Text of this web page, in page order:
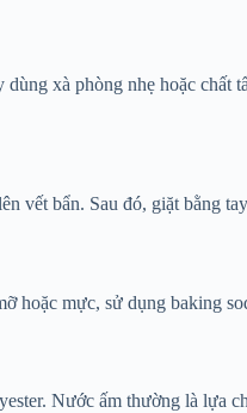
xà phòng nhẹ hoặc chất
vết bẩn. Sau đó, giặt bằng
hoặc mực, sử dụng baking
Nước ấm thường là lựa